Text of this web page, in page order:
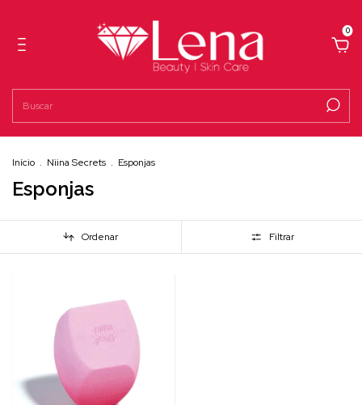
0
Início . Niina Secrets . Esponjas
Esponjas
Ordenar Filtrar